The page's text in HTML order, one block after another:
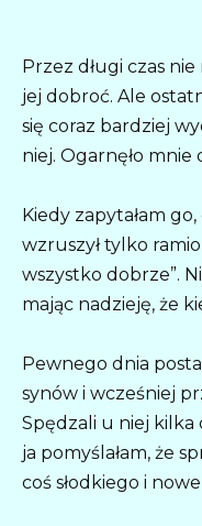
Przez długi czas
jej dobroć. Ale
się coraz bardziej
niej. Ogarnęło
Kiedy zapytałam
wzruszył tylko
wszystko dobrze”.
mając nadzieję, że
Pewnego dnia
synów i wcześniej
Spędzali u niej kilka
ja pomyślałam, że
coś słodkiego i